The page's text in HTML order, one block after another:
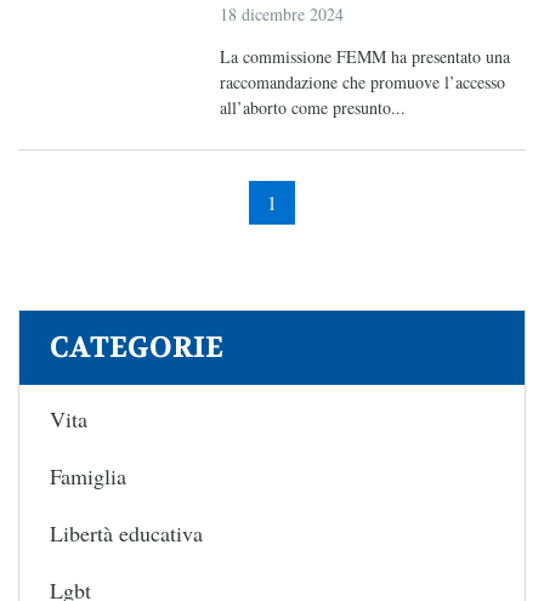
18 dicembre 2024
La commissione FEMM ha presentato una
raccomandazione che promuove l’accesso
all’aborto come presunto...
1
CATEGORIE
Vita
Famiglia
Libertà educativa
Lgbt